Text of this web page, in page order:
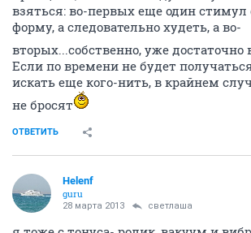
взяться: во-первых еще один стимул
форму, а следовательно худеть, а во-
вторых...собственно, уже достаточно
Если по времени не будет
искать еще кого-нить, в крайнем
не бросят
ОТВЕТИТЬ
Helenf
guru
28 марта 2013 светлаша